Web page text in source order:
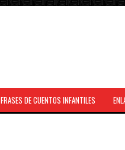
FRASES DE CUENTOS INFANTILES